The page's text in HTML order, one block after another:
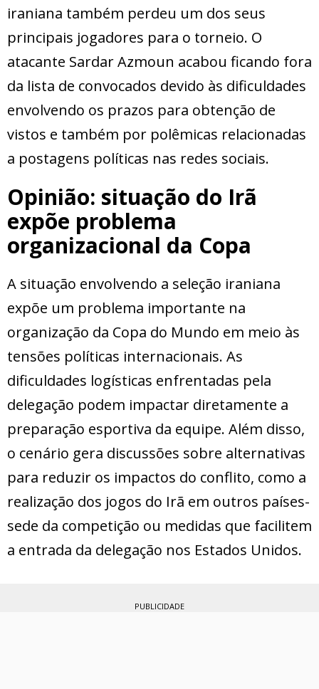
iraniana também perdeu um dos seus
principais jogadores para o torneio. O
atacante Sardar Azmoun acabou ficando fora
da lista de convocados devido às dificuldades
envolvendo os prazos para obtenção de
vistos e também por polêmicas relacionadas
a postagens políticas nas redes sociais.
Opinião: situação do Irã
expõe problema
organizacional da Copa
A situação envolvendo a seleção iraniana
expõe um problema importante na
organização da Copa do Mundo em meio às
tensões políticas internacionais. As
dificuldades logísticas enfrentadas pela
delegação podem impactar diretamente a
preparação esportiva da equipe. Além disso,
o cenário gera discussões sobre alternativas
para reduzir os impactos do conflito, como a
realização dos jogos do Irã em outros países-
sede da competição ou medidas que facilitem
a entrada da delegação nos Estados Unidos.
PUBLICIDADE